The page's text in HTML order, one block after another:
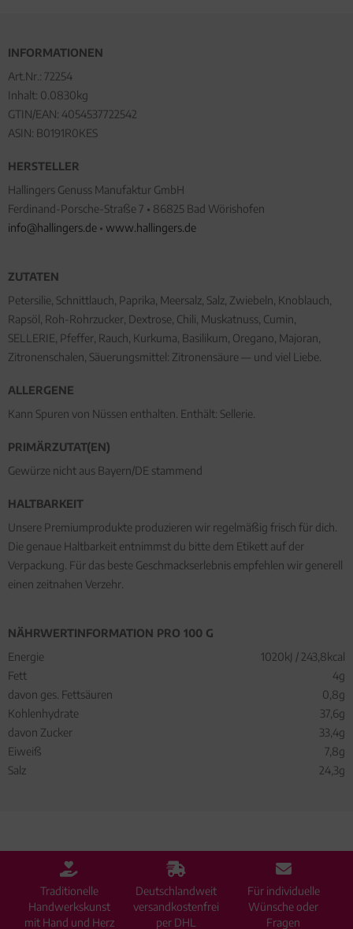
INFORMATIONEN
Art.Nr.: 72254
Inhalt: 0.0830kg
GTIN/EAN: 4054537722542
ASIN: B0191R0KES
HERSTELLER
Hallingers Genuss Manufaktur GmbH
Ferdinand-Porsche-Straße 7 • 86825 Bad Wörishofen
info@hallingers.de • www.hallingers.de
ZUTATEN
Petersilie, Schnittlauch, Paprika, Meersalz, Salz, Zwiebeln, Knoblauch,
Rapsöl, Roh-Rohrzucker, Dextrose, Chili, Muskatnuss, Cumin,
SELLERIE, Pfeffer, Rauch, Kurkuma, Basilikum, Oregano, Majoran,
Zitronenschalen, Säuerungsmittel: Zitronensäure — und viel Liebe.
ALLERGENE
Kann Spuren von Nüssen enthalten. Enthält: Sellerie.
PRIMÄRZUTAT(EN)
Gewürze nicht aus Bayern/DE stammend
HALTBARKEIT
Unsere Premiumprodukte produzieren wir regelmäßig frisch für dich.
Die genaue Haltbarkeit entnimmst du bitte dem Etikett auf der
Verpackung. Für das beste Geschmackserlebnis empfehlen wir generell
einen zeitnahen Verzehr.
NÄHRWERTINFORMATION PRO 100 G
Energie
1020kJ / 243,8kcal
Fett
4g
davon ges. Fettsäuren
0,8g
Kohlenhydrate
37,6g
davon Zucker
33,4g
Eiweiß
7,8g
Salz
24,3g
Traditionelle
Handwerkskunst
mit Hand und Herz
Deutschlandweit
versandkostenfrei
per DHL
Für individuelle
Wünsche oder
Fragen